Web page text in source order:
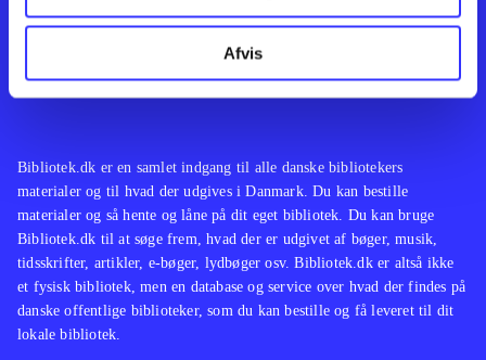
Afvis Feedback
Bibliotek.dk er en samlet indgang til alle danske bibliotekers
materialer og til hvad der udgives i Danmark. Du kan bestille
materialer og så hente og låne på dit eget bibliotek. Du kan bruge
Bibliotek.dk til at søge frem, hvad der er udgivet af bøger, musik,
tidsskrifter, artikler, e-bøger, lydbøger osv. Bibliotek.dk er altså ikke
et fysisk bibliotek, men en database og service over hvad der findes på
danske offentlige biblioteker, som du kan bestille og få leveret til dit
lokale bibliotek.
English
Noder